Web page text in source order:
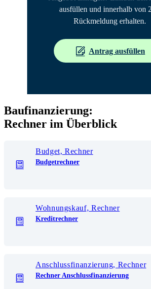
ausfüllen und innerhalb von
Rückmeldung erhalten.
Antrag ausfüllen
Baufinanzierung:
Rechner im Überblick
Budget, Rechner
Budgetrechner
Wohnungskauf, Rechner
Kreditrechner
Anschlussfinanzierung, Rechner
Rechner Anschlussfinanzierung